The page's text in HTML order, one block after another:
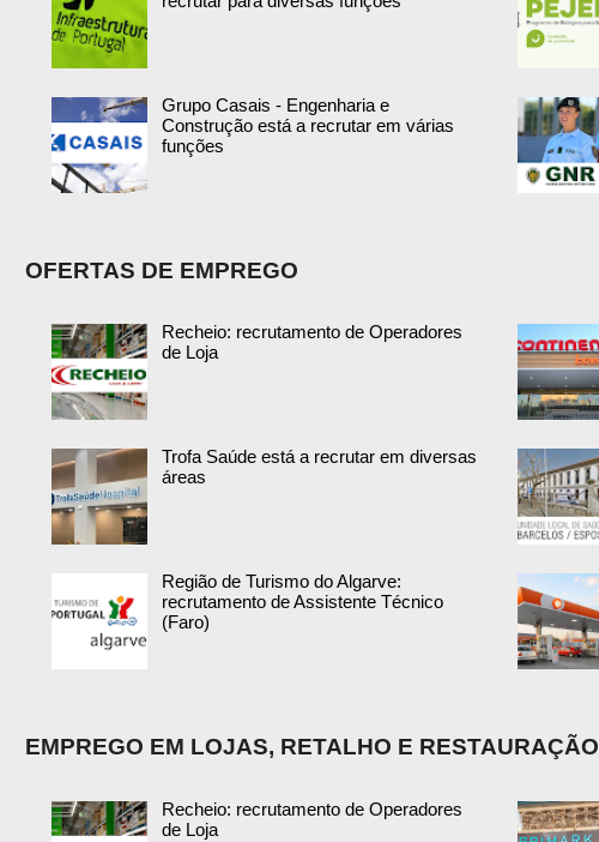
Grupo Casais - Engenharia e
Construção está a recrutar em várias
funções
OFERTAS DE EMPREGO
Recheio: recrutamento de Operadores
de Loja
Trofa Saúde está a recrutar em diversas
áreas
Região de Turismo do Algarve:
recrutamento de Assistente Técnico
(Faro)
EMPREGO EM LOJAS, RETALHO E RESTAURAÇÃO
Recheio: recrutamento de Operadores
de Loja